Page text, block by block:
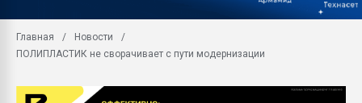
Главная
Новости
ПОЛИПЛАСТИК не сворачивает с пути модернизации